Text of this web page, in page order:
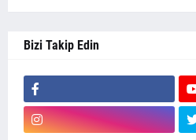
Bizi Takip Edin